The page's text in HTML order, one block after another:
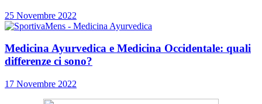
25 Novembre 2022
Medicina Ayurvedica e Medicina Occidentale: quali
differenze ci sono?
17 Novembre 2022